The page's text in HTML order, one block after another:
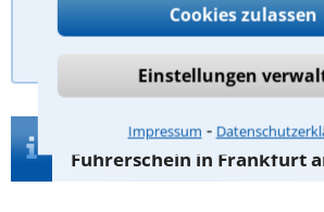
Cookies zulassen
Einstellungen
Impressum ⁃
Antwort
Infos zur Suche nach
Führerschein in Frankfurt